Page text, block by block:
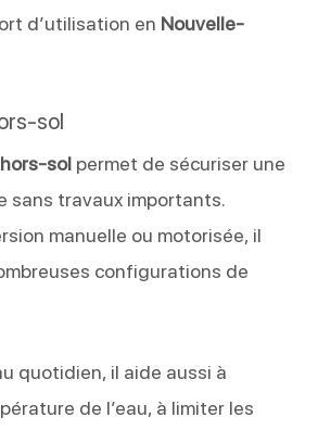
d’utilisation en Nouvelle-
sol
solpermet de sécuriser une
sans travaux importants.
manuelle ou motorisée, il
configurations de
quotidien, il aide aussi à
de l’eau, à limiter les